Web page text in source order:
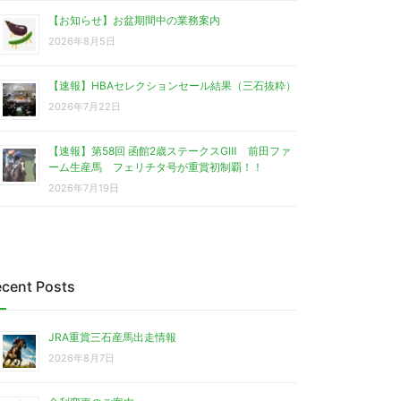
【お知らせ】お盆期間中の業務案内
2026年8月5日
【速報】HBAセレクションセール結果（三石抜粋）
2026年7月22日
【速報】第58回 函館2歳ステークスGⅢ 前田ファ
ーム生産馬 フェリチタ号が重賞初制覇！！
2026年7月19日
Posts
JRA重賞三石産馬出走情報
2026年8月7日